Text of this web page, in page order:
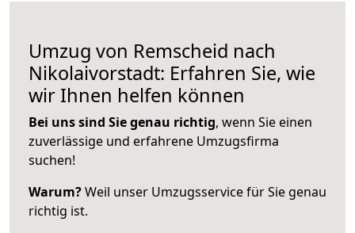
Umzug von Remscheid nach
Nikolaivorstadt: Erfahren Sie, wie
wir Ihnen helfen können
Bei uns sind Sie genau richtig, wenn Sie einen
zuverlässige und erfahrene Umzugsfirma
suchen!
Warum?Weil unser Umzugsservice für Sie genau
richtig ist.